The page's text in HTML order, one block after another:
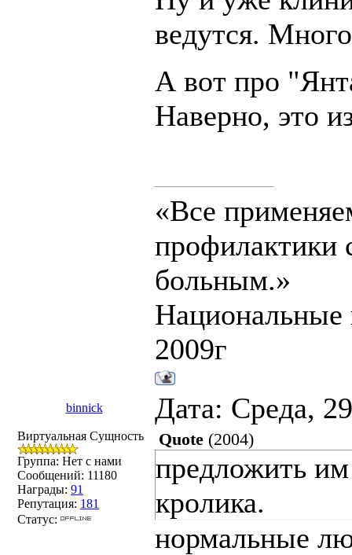
ведутся.
А вот про
Наверно, это
«Все
профилактики
больным.»
2009г
binnick Дата: Среда,
Виртуальная Сущность
Группа: Нет с нами
Сообщений: 11180
Награды: 91
Репутация: 181
Статус:
Quote (2004)
предложить им
кролика.
нормальные